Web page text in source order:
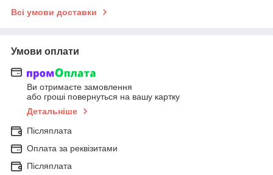
Всі умови доставки
Умови оплати
Ви отримаєте замовлення
або гроші повернуться на вашу картку
Детальніше
Післяплата
Оплата за реквізитами
Післяплата